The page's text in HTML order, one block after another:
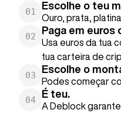
01
Escolhe o teu
Ouro, prata,
02
Paga em euros
Usa euros da tua
tua carteira de
03
Escolhe o
Podes começar
04
É teu.
A Deblock